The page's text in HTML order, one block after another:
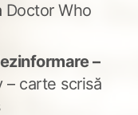
Doctor Who
–
– carte scrisă